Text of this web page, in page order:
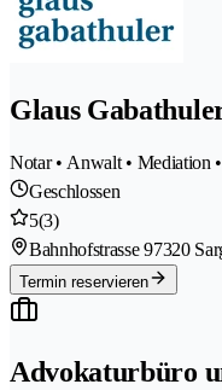
Glaus
Notar • Anwalt • Mediation
Geschlossen
5(3)
Bahnhofstrasse 97320
Termin reservieren
Advokaturbüro